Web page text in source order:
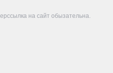
на сайт обызательна.